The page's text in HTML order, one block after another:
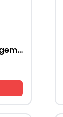
Relevant panier de rangement vaisselles coté verres